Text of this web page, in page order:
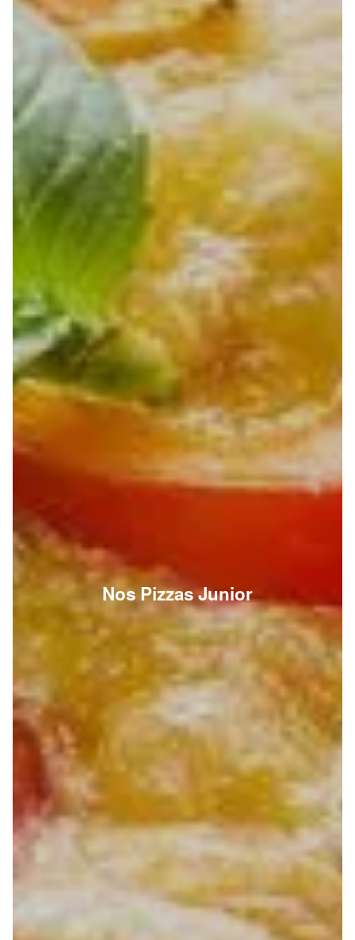
Nos Pizzas Junior